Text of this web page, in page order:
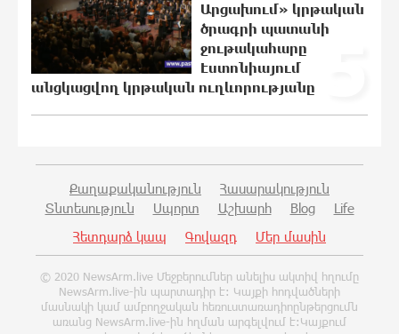
Գերմանիայում ահաբեկչության
գործով քննություն է սկսվել
Լայպցիգի օդանավակայանում
պայթուցիկով անօդաչու սարք
հայտնաբերելուց հետո
էլեկտրական շչակ
0:20:46 6-08-2026
37 թիվն է. վաղը զանգը հնչելու է
նույնիսկ կատակ անողների համար.
Մենուա Սողոմոնյան
0:04:19 6-08-2026
Արցախում» կրթական
ծրագրի պատանի
ջութակահարը
Էստոնիայում
անցկացվող կրթական ուղևորությանը
Քաղաքականություն
Հասարակություն
Տնտեսություն
Սպորտ Աշխարհ Blog
Life
Հետդարձ կապ
Գովազդ Մեր մասին
© 2020 NewsArm.live Մեջբերումներ անելիս ակտիվ հղումը
NewsArm.live-ին պարտադիր է: Կայքի հոդվածների
մասնակի կամ ամբողջական հեռուստառադիոընթերցումն
առանց NewsArm.live-ին հղման արգելվում է:Կայքում